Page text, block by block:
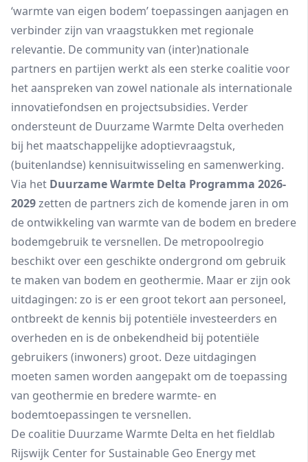
‘warmte van eigen bodem’ toepassingen aanjagen en
verbinder zijn van vraagstukken met regionale
relevantie. De community van (inter)nationale
partners en partijen werkt als een sterke coalitie voor
het aanspreken van zowel nationale als internationale
innovatiefondsen en projectsubsidies. Verder
ondersteunt de Duurzame Warmte Delta overheden
bij het maatschappelijke adoptievraagstuk,
(buitenlandse) kennisuitwisseling en samenwerking.
Via het Duurzame Warmte Delta Programma 2026-
2029zetten de partners zich de komende jaren in om
de ontwikkeling van warmte van de bodem en bredere
bodemgebruik te versnellen. De metropoolregio
beschikt over een geschikte ondergrond om gebruik
te maken van bodem en geothermie. Maar er zijn ook
uitdagingen: zo is er een groot tekort aan personeel,
ontbreekt de kennis bij potentiële investeerders en
overheden en is de onbekendheid bij potentiële
gebruikers (inwoners) groot. Deze uitdagingen
moeten samen worden aangepakt om de toepassing
van geothermie en bredere warmte- en
bodemtoepassingen te versnellen.
De coalitie Duurzame Warmte Delta en het fieldlab
Rijswijk Center for Sustainable Geo Energy met